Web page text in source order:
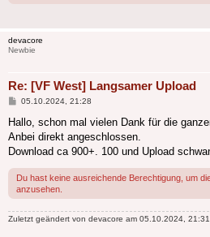
devacore
Newbie
Re: [VF West] Langsamer Upload
Beitrag
05.10.2024, 21:28
Hallo, schon mal vielen Dank für die
Anbei direkt angeschlossen.
Download ca 900+. 100 und Upload
Du hast keine ausreichende Berechtigung, um
anzusehen.
Zuletzt geändert von devacore am 05.10.2024,